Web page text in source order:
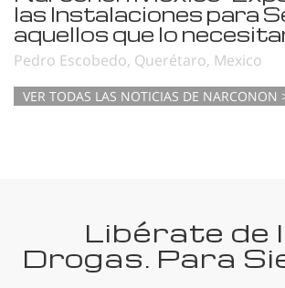
las Instalaciones para
aquellos que lo
Pedro Escobedo, Querétaro, Mexico
VER TODAS LAS NOTICIAS DE NARCONON
Libérate de
Drogas. Para